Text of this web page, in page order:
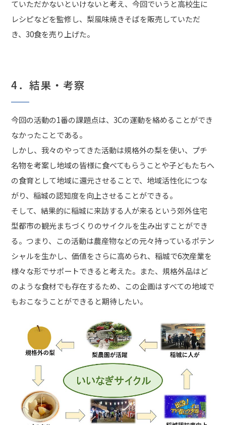
ていただかないといけないと考え、今回でいうと高校生に
レシピなどを監修し、梨風味焼きそばを販売していただ
き、30食を売り上げた。
4．結果・考察
今回の活動の1番の課題点は、3Cの運動を絡めることができ
なかったことである。
しかし、我々のやってきた活動は規格外の梨を使い、プチ
名物を考案し地域の皆様に食べてもらうことや子どもたちへ
の食育として地域に還元させることで、地域活性化につな
がり、稲城の認知度を向上させることができる。
そして、結果的に稲城に来訪する人が来るという郊外住宅
型都市の観光まちづくりのサイクルを生み出すことができ
る。つまり、この活動は農産物などの元々持っているポテン
シャルを生かし、価値をさらに高められ、稲城で6次産業を
様々な形でサポートできると考えた。また、規格外品はど
のような食材でも存在するため、この企画はすべての地域で
もおこなうことができると期待したい。